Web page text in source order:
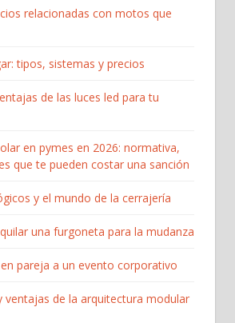
relacionadas con motos que
tipos, sistemas y precios
de las luces led para tu
en pymes en 2026: normativa,
que te pueden costar una sanción
y el mundo de la cerrajería
una furgoneta para la mudanza
pareja a un evento corporativo
ventajas de la arquitectura modular